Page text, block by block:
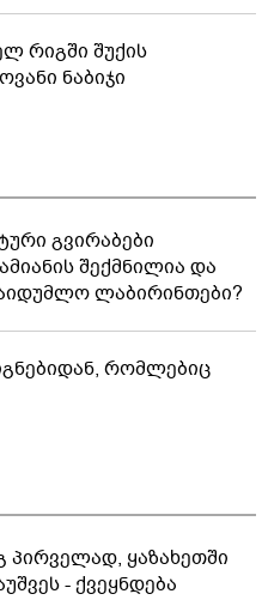
რიგში შუქის
ნაბიჯი
გვირაბები
შექმნილია და
ლაბირინთები?
რომლებიც
პირველად, ყაზახეთში
- ქვეყნდება